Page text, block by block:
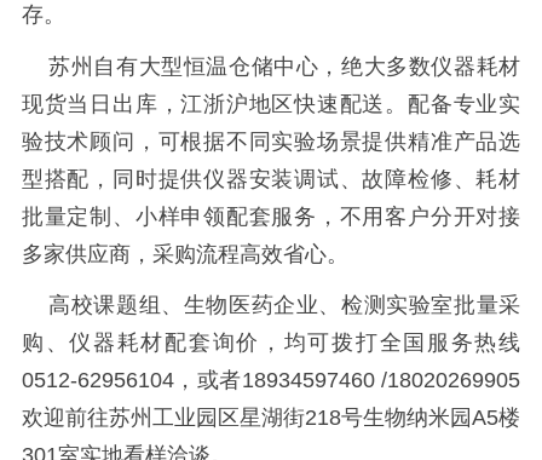
存。
苏州自有大型恒温仓储中心，绝大多数仪器耗材
现货当日出库，江浙沪地区快速配送。配备专业实
验技术顾问，可根据不同实验场景提供精准产品选
型搭配，同时提供仪器安装调试、故障检修、耗材
批量定制、小样申领配套服务，不用客户分开对接
多家供应商，采购流程高效省心。
高校课题组、生物医药企业、检测实验室批量采
购、仪器耗材配套询价，均可拨打全国服务热线
0512-62956104，或者18934597460 /18020269905
欢迎前往苏州工业园区星湖街218号生物纳米园A5楼